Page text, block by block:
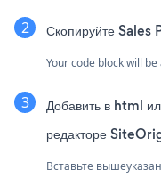
Скопируйте
Your code block will
Добавить в html
редакторе
Вставьте